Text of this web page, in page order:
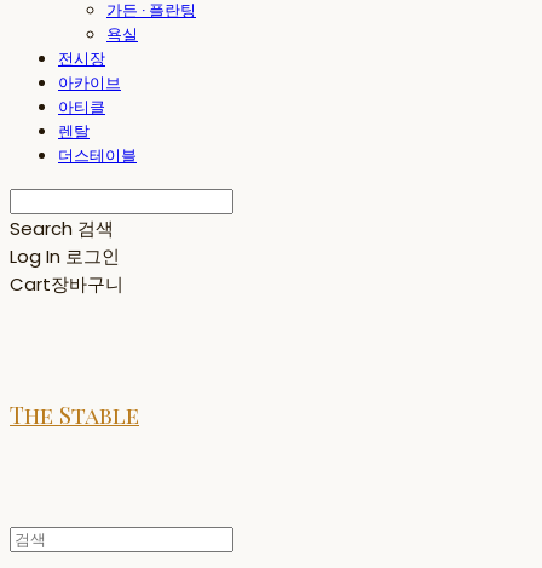
가든 · 플란팅
욕실
전시장
아카이브
아티클
렌탈
더스테이블
Search 검색
Log In 로그인
Cart장바구니
The Stable